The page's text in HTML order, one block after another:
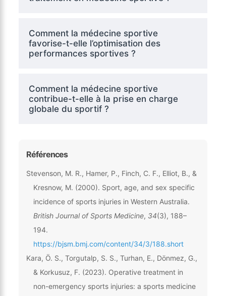
Comment la médecine sportive
favorise-t-elle l’optimisation des
performances sportives ?
Comment la médecine sportive
contribue-t-elle à la prise en charge
globale du sportif ?
Références
Stevenson, M. R., Hamer, P., Finch, C. F., Elliot, B., &
Kresnow, M. (2000). Sport, age, and sex specific
incidence of sports injuries in Western Australia.
British Journal of Sports Medicine, 34(3), 188–
194.
https://bjsm.bmj.com/content/34/3/188.short
Kara, Ö. S., Torgutalp, S. S., Turhan, E., Dönmez, G.,
& Korkusuz, F. (2023). Operative treatment in
non-emergency sports injuries: a sports medicine